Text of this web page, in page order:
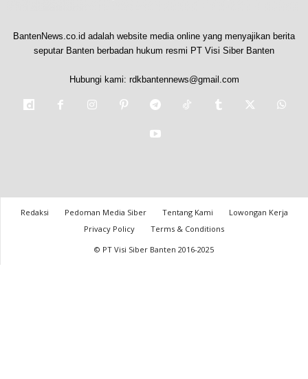
BantenNews.co.id adalah website media online yang menyajikan berita
seputar Banten berbadan hukum resmi PT Visi Siber Banten
Hubungi kami: rdkbantennews@gmail.com
Redaksi Pedoman Media Siber Tentang Kami
Lowongan Kerja
Privacy Policy
Terms & Conditions
© PT Visi Siber Banten 2016-2025